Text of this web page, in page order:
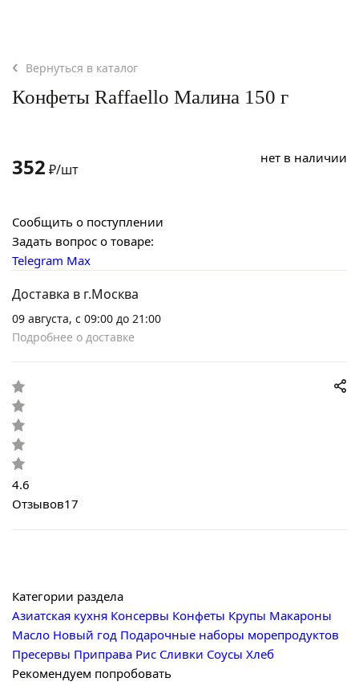
Вернуться в каталог
Конфеты Raffaello Малина 150 г
352 ₽/шт
нет в наличии
Сообщить о поступлении
Задать вопрос о товаре:
Telegram Max
Доставка в г.Москва
09 августа, с 09:00 до 21:00
Подробнее о доставке
4.6
Отзывов17
Категории раздела
Азиатская кухня Консервы Конфеты Крупы Макароны
Масло Новый год Подарочные наборы морепродуктов
Пресервы Приправа Рис Сливки Соусы Хлеб
Рекомендуем попробовать